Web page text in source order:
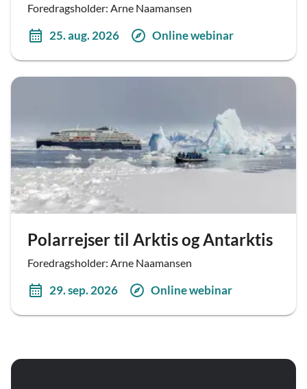
Foredragsholder: Arne Naamansen
25. aug. 2026 Online webinar
Polarrejser til Arktis og Antarktis
Foredragsholder: Arne Naamansen
29. sep. 2026 Online webinar